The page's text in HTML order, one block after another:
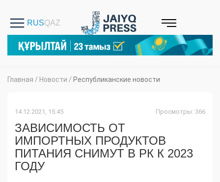
Главная / Новости / Республиканские новости
14.12.2021, 15:45 Просмотры: 366
ЗАВИСИМОСТЬ ОТ
ИМПОРТНЫХ ПРОДУКТОВ
ПИТАНИЯ СНИМУТ В РК К 2023
ГОДУ